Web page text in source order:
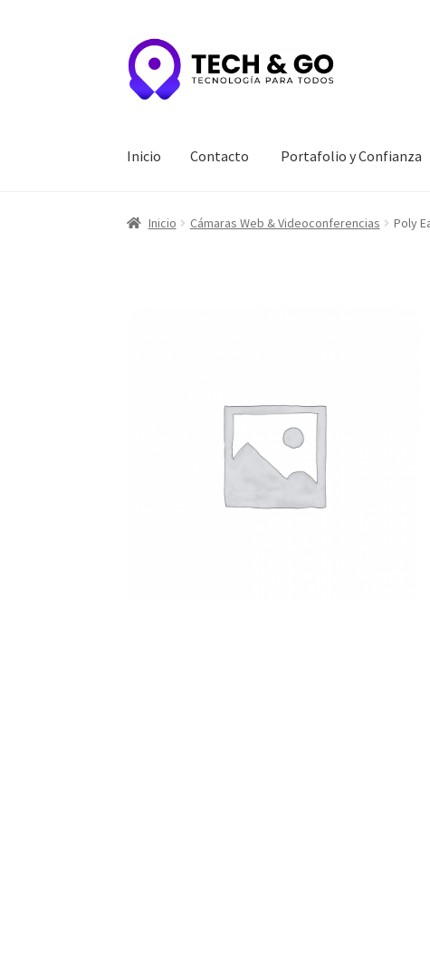
Ir
a
la
Ir
al
contenido
Inicio Contacto Portafolio y Confianza
Inicio Contacto Portafolio y Confianza
Inicio Cámaras Web & Videoconferencias Poly